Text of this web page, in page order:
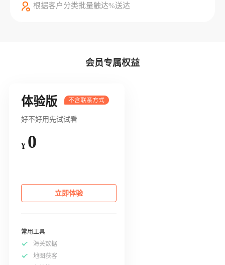
根据客户分类批量触达%送达
会员专属权益
体验版
好不好用先试试看
¥ 0
立即体验
常用工具
海关数据
地图获客